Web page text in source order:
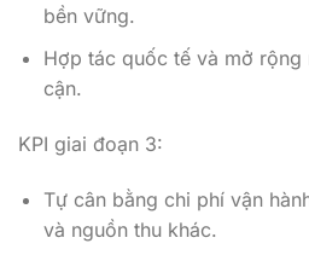
bền vững.
Hợp tác quốc tế và mở
cận.
KPI giai đoạn 3:
Tự cân bằng chi phí vận
và nguồn thu khác.